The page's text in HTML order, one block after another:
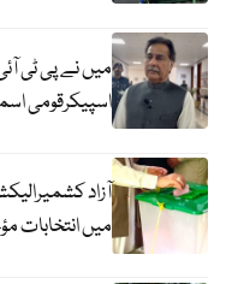
میں نے پی ٹی
اسپیکرقومی
آزاد
میں انتخابات